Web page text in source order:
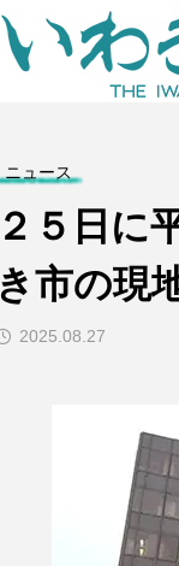
ニュース
２５日に
き市の現
2025.08.27